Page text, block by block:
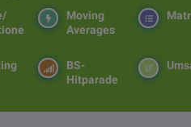
Moving
Averages
BS-
Hitparade